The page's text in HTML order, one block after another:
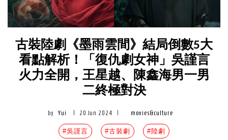
古裝陸劇《墨雨雲間》結局倒數5大
看點解析！「復仇劇女神」吳謹言
火力全開，王星越、陳鑫海男一男
二終極對決
by Yui 20 Jun 2024 movies&culture
#吳謹言 #古裝劇 #陸劇